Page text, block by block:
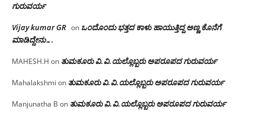
ಗುರುವರ್ಯ
Vijay kumar GR on ಒಂದೊಂದು ಭತ್ತದ ಕಾಳು ಹಾಯುತ್ತಿದ್ದ ಅಣ್ಣ ಕೊನೆಗೆ
ಮಾಡಿದ್ದೇನು….
MAHESH.H on ತುಮಕೂರು‌ ವಿ.ವಿ.ಯಲ್ಲೊಬ್ಬರು ಅಪರೂಪದ ಗುರುವರ್ಯ
Mahalakshmi on ತುಮಕೂರು‌ ವಿ.ವಿ.ಯಲ್ಲೊಬ್ಬರು ಅಪರೂಪದ ಗುರುವರ್ಯ
Manjunatha B on ತುಮಕೂರು‌ ವಿ.ವಿ.ಯಲ್ಲೊಬ್ಬರು ಅಪರೂಪದ ಗುರುವರ್ಯ